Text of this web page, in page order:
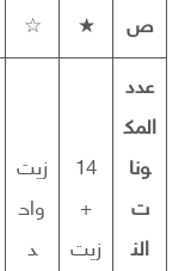
ص
★
☆
عدد
المك
ونا
ت
الن
14
+
زيت
زيت
واح
د